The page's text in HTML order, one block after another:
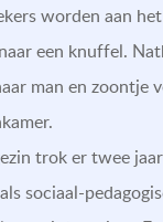
worden aan
een knuffel.
man en zoontje
trok er twee
sociaal-